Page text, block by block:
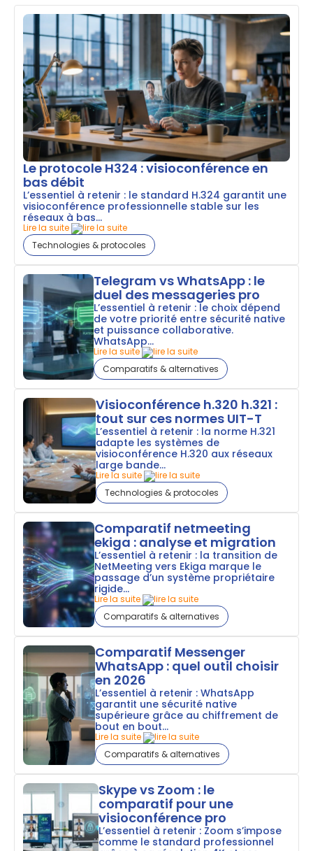
Le protocole H324 : visioconférence en
bas débit
L’essentiel à retenir : le standard H.324 garantit une
visioconférence professionnelle stable sur les
réseaux à bas...
Lire la suite
Technologies & protocoles
Telegram vs WhatsApp : le
duel des messageries pro
L’essentiel à retenir : le choix dépend
de votre priorité entre sécurité native
et puissance collaborative.
WhatsApp...
Lire la suite
Comparatifs & alternatives
Visioconférence h.320 h.321 :
tout sur ces normes UIT-T
L’essentiel à retenir : la norme H.321
adapte les systèmes de
visioconférence H.320 aux réseaux
large bande...
Lire la suite
Technologies & protocoles
Comparatif netmeeting
ekiga : analyse et migration
L’essentiel à retenir : la transition de
NetMeeting vers Ekiga marque le
passage d’un système propriétaire
rigide...
Lire la suite
Comparatifs & alternatives
Comparatif Messenger
WhatsApp : quel outil choisir
en 2026
L’essentiel à retenir : WhatsApp
garantit une sécurité native
supérieure grâce au chiffrement de
bout en bout...
Lire la suite
Comparatifs & alternatives
Skype vs Zoom : le
comparatif pour une
visioconférence pro
L’essentiel à retenir : Zoom s’impose
comme le standard professionnel